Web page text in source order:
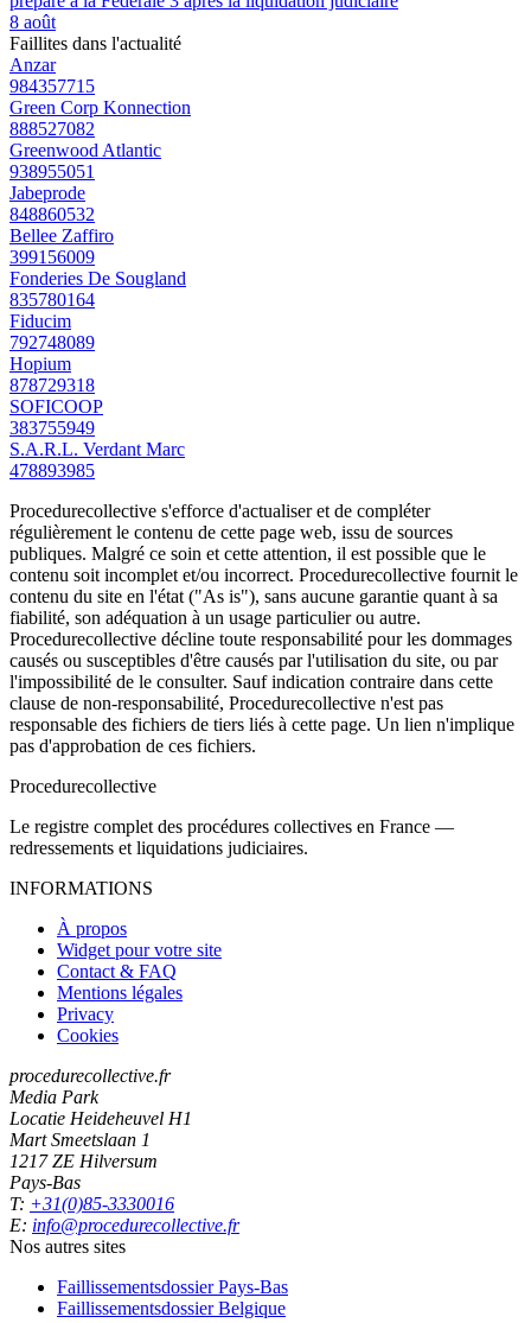
8 août
Faillites dans l'actualité
Anzar
984357715
Green Corp Konnection
888527082
Greenwood Atlantic
938955051
Jabeprode
848860532
Bellee Zaffiro
399156009
Fonderies De Sougland
835780164
Fiducim
792748089
Hopium
878729318
SOFICOOP
383755949
S.A.R.L. Verdant Marc
478893985
Procedurecollective s'efforce d'actualiser et de compléter
régulièrement le contenu de cette page web, issu de sources
publiques. Malgré ce soin et cette attention, il est possible que le
contenu soit incomplet et/ou incorrect. Procedurecollective fournit le
contenu du site en l'état ("As is"), sans aucune garantie quant à sa
fiabilité, son adéquation à un usage particulier ou autre.
Procedurecollective décline toute responsabilité pour les dommages
causés ou susceptibles d'être causés par l'utilisation du site, ou par
l'impossibilité de le consulter. Sauf indication contraire dans cette
clause de non-responsabilité, Procedurecollective n'est pas
responsable des fichiers de tiers liés à cette page. Un lien n'implique
pas d'approbation de ces fichiers.
Procedurecollective
Le registre complet des procédures collectives en France —
redressements et liquidations judiciaires.
INFORMATIONS
À propos
Widget pour votre site
Contact & FAQ
Mentions légales
Privacy
Cookies
procedurecollective.fr
Media Park
Locatie Heideheuvel H1
Mart Smeetslaan 1
1217 ZE Hilversum
Pays-Bas
T: +31(0)85-3330016
E: info@procedurecollective.fr
Nos autres sites
Faillissementsdossier Pays-Bas
Faillissementsdossier Belgique